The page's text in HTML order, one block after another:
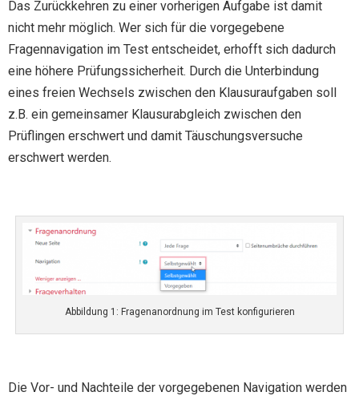
Das Zurückkehren zu einer vorherigen Aufgabe ist damit
nicht mehr möglich. Wer sich für die vorgegebene
Fragennavigation im Test entscheidet, erhofft sich dadurch
eine höhere Prüfungssicherheit. Durch die Unterbindung
eines freien Wechsels zwischen den Klausuraufgaben soll
z.B. ein gemeinsamer Klausurabgleich zwischen den
Prüflingen erschwert und damit Täuschungsversuche
erschwert werden.
Abbildung 1: Fragenanordnung im Test konfigurieren
Die Vor- und Nachteile der vorgegebenen Navigation werden